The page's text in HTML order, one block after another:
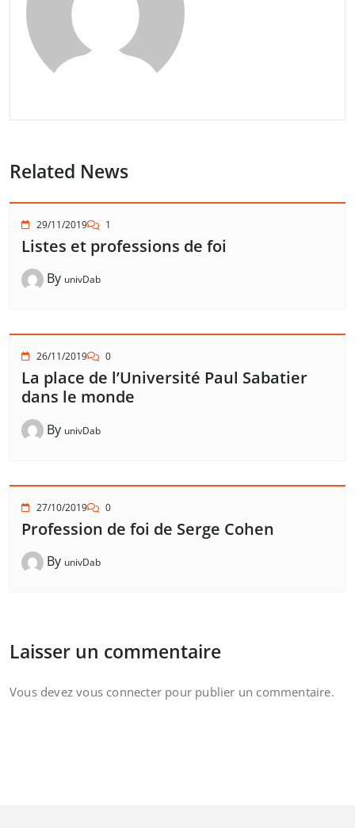
Related News
29/11/2019 1
Listes et professions de foi
By univDab
26/11/2019 0
La place de l’Université Paul Sabatier
dans le monde
By univDab
27/10/2019 0
Profession de foi de Serge Cohen
By univDab
Laisser un commentaire
Vous devezvous connecter pour publier un commentaire.